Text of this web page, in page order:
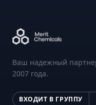
Ваш надежный
2007 года.
ВХОДИТ В ГРУППУ